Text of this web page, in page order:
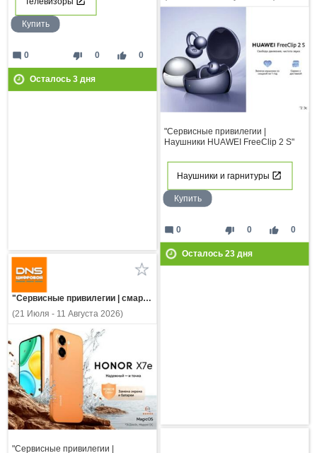
Купить
thumb_down 0 thumb_up 0
mode_comment 0
Осталось 3дня
"Сервисные привилегии |
Наушники HUAWEI FreeClip 2 S"
Наушники и гарнитуры
Купить
thumb_down 0 thumb_up 0
mode_comment 0
Осталось 23дня
"Сервисные привилегии | смартфон HONOR X7e"
(21 Июля - 11 Августа 2026)
"Сервисные привилегии |